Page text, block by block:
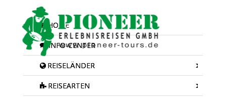
HOME
INFO-CENTER
REISELÄNDER
REISEARTEN